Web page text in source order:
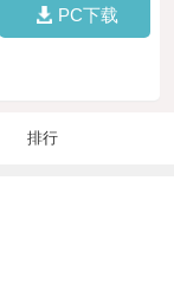
PC下载
排行